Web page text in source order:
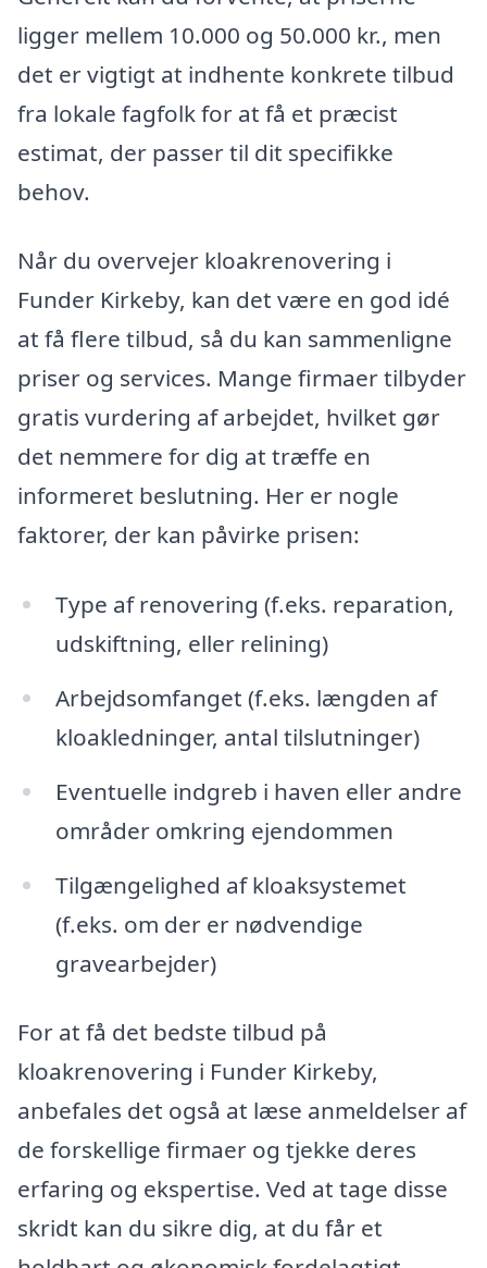
ligger mellem 10.000 og 50.000 kr., men
det er vigtigt at indhente konkrete tilbud
fra lokale fagfolk for at få et præcist
estimat, der passer til dit specifikke
behov.
Når du overvejer kloakrenovering i
Funder Kirkeby, kan det være en god idé
at få flere tilbud, så du kan sammenligne
priser og services. Mange firmaer tilbyder
gratis vurdering af arbejdet, hvilket gør
det nemmere for dig at træffe en
informeret beslutning. Her er nogle
faktorer, der kan påvirke prisen:
Type af renovering (f.eks. reparation,
udskiftning, eller relining)
Arbejdsomfanget (f.eks. længden af
kloakledninger, antal tilslutninger)
Eventuelle indgreb i haven eller andre
områder omkring ejendommen
Tilgængelighed af kloaksystemet
(f.eks. om der er nødvendige
gravearbejder)
For at få det bedste tilbud på
kloakrenovering i Funder Kirkeby,
anbefales det også at læse anmeldelser af
de forskellige firmaer og tjekke deres
erfaring og ekspertise. Ved at tage disse
skridt kan du sikre dig, at du får et